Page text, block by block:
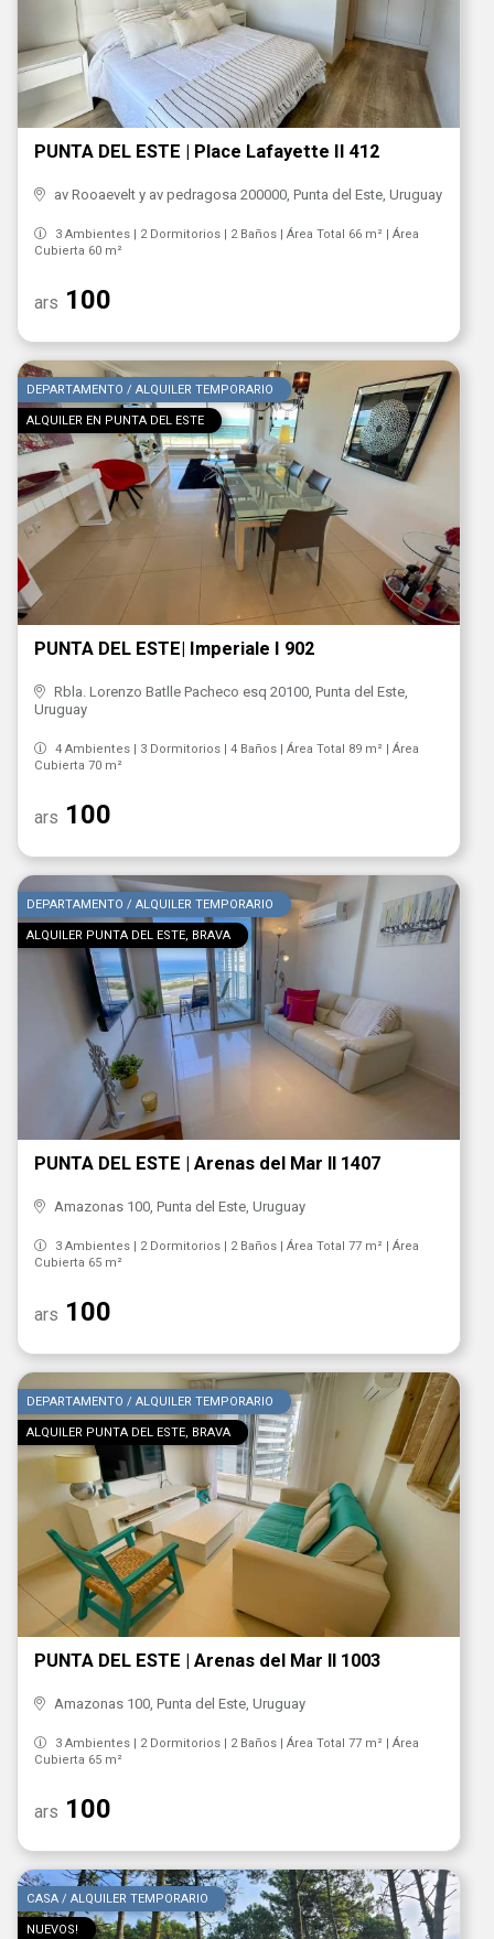
PUNTA DEL ESTE | Place Lafayette II 412
av Rooaevelt y av pedragosa 200000, Punta del Este, Uruguay
3 Ambientes | 2 Dormitorios | 2 Baños | Área Total 66 m² | Área
Cubierta 60 m²
ars 100
DEPARTAMENTO / ALQUILER TEMPORARIO
ALQUILER EN PUNTA DEL ESTE
PUNTA DEL ESTE| Imperiale I 902
Rbla. Lorenzo Batlle Pacheco esq 20100, Punta del Este,
Uruguay
4 Ambientes | 3 Dormitorios | 4 Baños | Área Total 89 m² | Área
Cubierta 70 m²
ars 100
DEPARTAMENTO / ALQUILER TEMPORARIO
ALQUILER PUNTA DEL ESTE, BRAVA
PUNTA DEL ESTE | Arenas del Mar ll 1407
Amazonas 100, Punta del Este, Uruguay
3 Ambientes | 2 Dormitorios | 2 Baños | Área Total 77 m² | Área
Cubierta 65 m²
ars 100
DEPARTAMENTO / ALQUILER TEMPORARIO
ALQUILER PUNTA DEL ESTE, BRAVA
PUNTA DEL ESTE | Arenas del Mar ll 1003
Amazonas 100, Punta del Este, Uruguay
3 Ambientes | 2 Dormitorios | 2 Baños | Área Total 77 m² | Área
Cubierta 65 m²
ars 100
CASA / ALQUILER TEMPORARIO
NUEVOS!